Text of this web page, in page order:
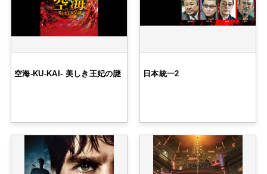
空海-KU-KAI- 美しき王妃の謎 日本統一2